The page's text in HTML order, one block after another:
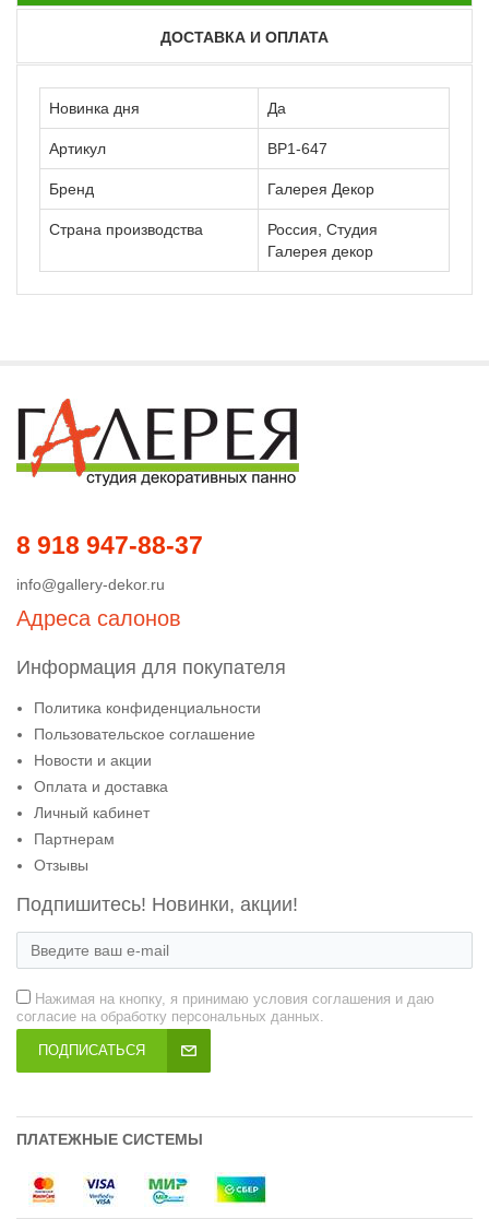
ДОСТАВКА И ОПЛАТА
Новинка дня Да
Артикул ВР1-647
Бренд Галерея Декор
Страна производства
Россия, Студия
Галерея декор
8 918 947-88-37
info@gallery-dekor.ru
Адреса салонов
Информация для покупателя
Политика конфиденциальности
Пользовательское соглашение
Новости и акции
Оплата и доставка
Личный кабинет
Партнерам
Отзывы
Подпишитесь! Новинки, акции!
Нажимая на кнопку, я принимаю условия соглашения и даю
согласие на обработку персональных данных.
ПОДПИСАТЬСЯ
ПЛАТЕЖНЫЕ СИСТЕМЫ